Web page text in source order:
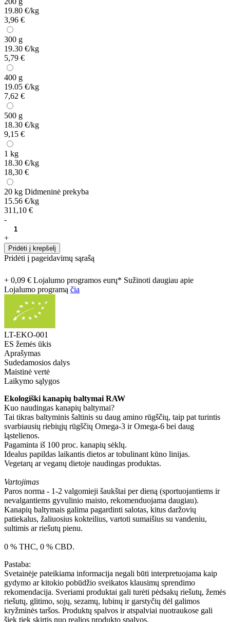
19.80 €/kg
3,96 €
300 g
19.30 €/kg
5,79 €
400 g
19.05 €/kg
7,62 €
500 g
18.30 €/kg
9,15 €
1 kg
18.30 €/kg
18,30 €
20 kg Didmeninė prekyba
15.56 €/kg
311,10 €
-
+
Pridėti į krepšelį
Pridėti į pageidavimų sąrašą
+ 0,09 € Lojalumo programos eurų* Sužinoti daugiau apie
Lojalumo programą čia
LT-EKO-001
ES žemės ūkis
Aprašymas
Sudedamosios dalys
Maistinė vertė
Laikymo sąlygos
Ekologiški kanapių baltymai RAW
Kuo naudingas kanapių baltymai?
Tai tikras baltyminis šaltinis su daug amino rūgščių, taip pat turintis
svarbiausių riebiųjų rūgščių Omega-3 ir Omega-6 bei daug
ląstelienos.
Pagaminta iš 100 proc. kanapių sėklų.
Idealus papildas laikantis dietos ar tobulinant kūno linijas.
Vegetarų ar veganų dietoje naudingas produktas.
Vartojimas
Paros norma - 1-2 valgomieji šaukštai per dieną (sportuojantiems ir
nevalgantiems gyvulinio maisto, rekomenduojama daugiau).
Kanapių baltymais galima pagardinti salotas, kitus daržovių
patiekalus, žaliuosius kokteilius, vartoti sumaišius su vandeniu,
sultimis ar riešutų pienu.
0 % THC, 0 % CBD.
Pastaba:
Svetainėje pateikiama informacija negali būti interpretuojama kaip
gydymo ar kitokio pobūdžio sveikatos klausimų sprendimo
rekomendacija. Sveriami produktai gali turėti pėdsakų riešutų, žemės
riešutų, glitimo, sojų, sezamų, lubinų ir garstyčių dėl galimos
kryžminės taršos. Produktų spalvos ir atspalviai nuotraukose gali
šiek tiek skirtis nuo realios produkto spalvos.